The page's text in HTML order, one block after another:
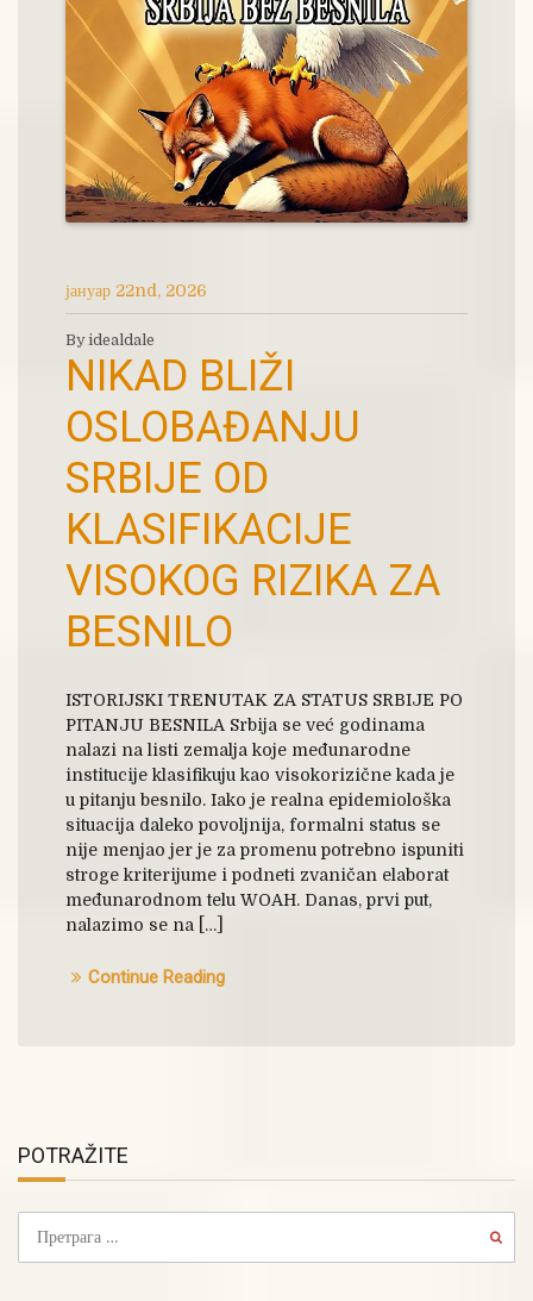
јануар 22nd, 2026
By idealdale
NIKAD BLIŽI
OSLOBAĐANJU
SRBIJE OD
KLASIFIKACIJE
VISOKOG RIZIKA ZA
BESNILO
ISTORIJSKI TRENUTAK ZA STATUS SRBIJE PO
PITANJU BESNILA Srbija se već godinama
nalazi na listi zemalja koje međunarodne
institucije klasifikuju kao visokorizične kada je
u pitanju besnilo. Iako je realna epidemiološka
situacija daleko povoljnija, formalni status se
nije menjao jer je za promenu potrebno ispuniti
stroge kriterijume i podneti zvaničan elaborat
međunarodnom telu WOAH. Danas, prvi put,
nalazimo se na […]
Continue Reading
POTRAŽITE